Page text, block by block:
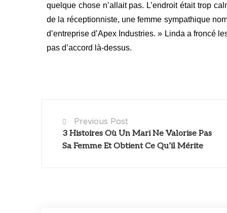
quelque chose n’allait pas. L’endroit était trop
de la réceptionniste, une femme sympathique
d’entreprise d’Apex Industries. » Linda a froncé
pas d’accord là-dessus.
Previous Post
3 Histoires Où Un Mari Ne Valorise Pas
Sa Femme Et Obtient Ce Qu’il Mérite